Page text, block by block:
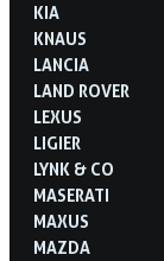
KIA
KNAUS
LANCIA
LAND ROVER
LEXUS
LIGIER
LYNK & CO
MASERATI
MAXUS
MAZDA